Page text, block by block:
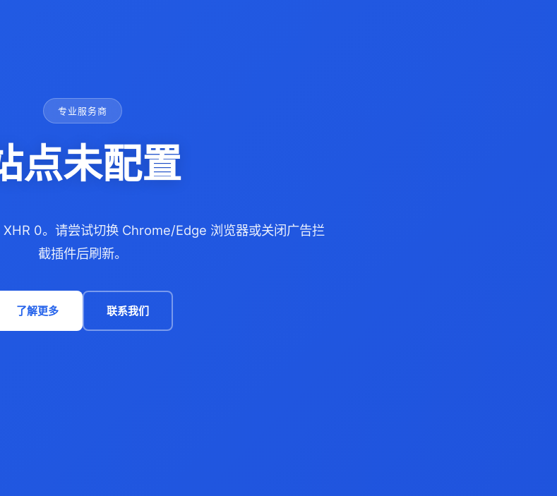
专业服务商
点未配置
0。请尝试切换 Chrome/Edge 浏览器或关闭广告拦
截插件后刷新。
了解更多 联系我们